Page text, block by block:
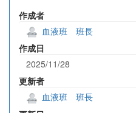
作成者
血液班 班長
作成日
2025/11/28
更新者
血液班 班長